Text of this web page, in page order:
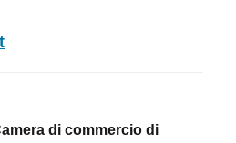
di commercio di